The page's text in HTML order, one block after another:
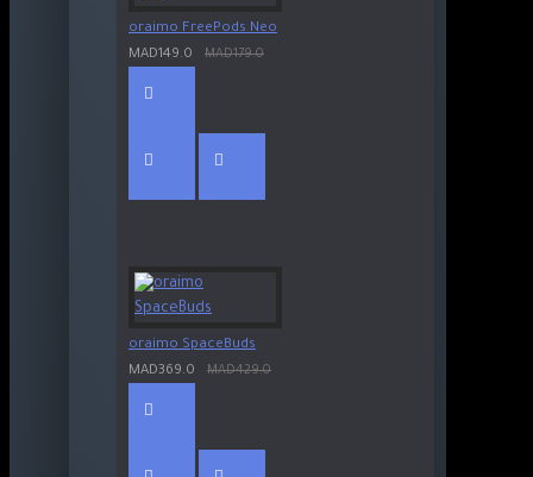
oraimo FreePods Neo
MAD149.0
MAD179.0
oraimo SpaceBuds
MAD369.0
MAD429.0